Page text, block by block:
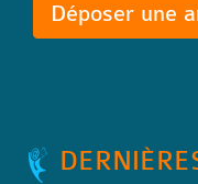
Déposer une